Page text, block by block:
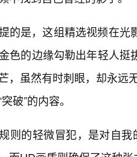
的是，这组精选视频在光
色的边缘勾勒出年轻人
，虽然有时刺眼，却永远
破”的内容。
则的轻微冒犯，是对自